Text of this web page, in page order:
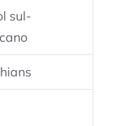
sul-